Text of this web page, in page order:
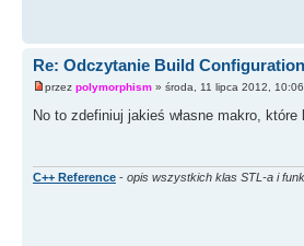
Re: Odczytanie Build
przez polymorphism » środa, 11 lipca 2012, 10:06
No to zdefiniuj jakieś własne makro,
C++ Reference - opis wszystkich klas STL-a i